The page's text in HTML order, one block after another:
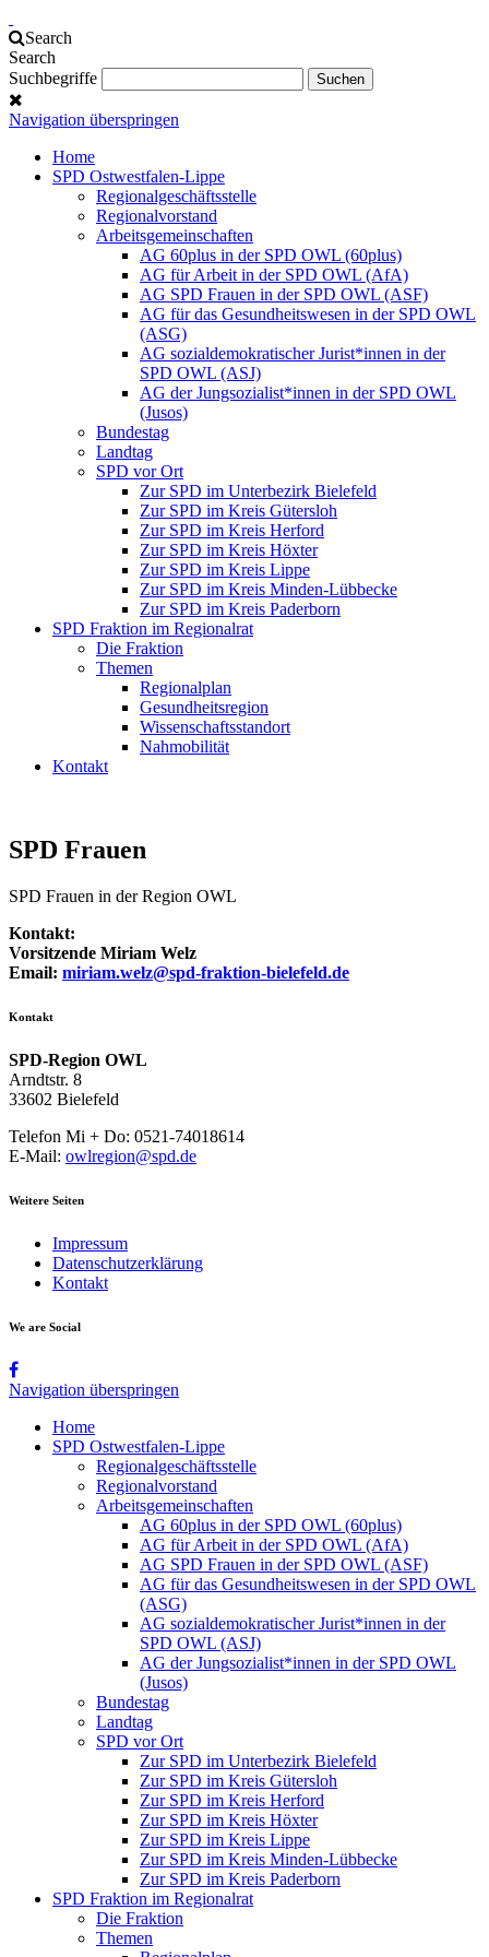
Search
Search
Suchbegriffe
Navigation überspringen
Home
SPD Ostwestfalen-Lippe
Regionalgeschäftsstelle
Regionalvorstand
Arbeitsgemeinschaften
AG 60plus in der SPD OWL (60plus)
AG für Arbeit in der SPD OWL (AfA)
AG SPD Frauen in der SPD OWL (ASF)
AG für das Gesundheitswesen in der SPD OWL
(ASG)
AG sozialdemokratischer Jurist*innen in der
SPD OWL (ASJ)
AG der Jungsozialist*innen in der SPD OWL
(Jusos)
Bundestag
Landtag
SPD vor Ort
Zur SPD im Unterbezirk Bielefeld
Zur SPD im Kreis Gütersloh
Zur SPD im Kreis Herford
Zur SPD im Kreis Höxter
Zur SPD im Kreis Lippe
Zur SPD im Kreis Minden-Lübbecke
Zur SPD im Kreis Paderborn
SPD Fraktion im Regionalrat
Die Fraktion
Themen
Regionalplan
Gesundheitsregion
Wissenschaftsstandort
Nahmobilität
Kontakt
SPD Frauen
SPD Frauen in der Region OWL
Kontakt:
Vorsitzende Miriam Welz
Email: miriam.welz@spd-fraktion-bielefeld.de
Kontakt
SPD-Region OWL
Arndtstr. 8
33602 Bielefeld
Telefon Mi + Do: 0521-74018614
E-Mail: owlregion@spd.de
Weitere Seiten
Impressum
Datenschutzerklärung
Kontakt
We are Social
Navigation überspringen
Home
SPD Ostwestfalen-Lippe
Regionalgeschäftsstelle
Regionalvorstand
Arbeitsgemeinschaften
AG 60plus in der SPD OWL (60plus)
AG für Arbeit in der SPD OWL (AfA)
AG SPD Frauen in der SPD OWL (ASF)
AG für das Gesundheitswesen in der SPD OWL
(ASG)
AG sozialdemokratischer Jurist*innen in der
SPD OWL (ASJ)
AG der Jungsozialist*innen in der SPD OWL
(Jusos)
Bundestag
Landtag
SPD vor Ort
Zur SPD im Unterbezirk Bielefeld
Zur SPD im Kreis Gütersloh
Zur SPD im Kreis Herford
Zur SPD im Kreis Höxter
Zur SPD im Kreis Lippe
Zur SPD im Kreis Minden-Lübbecke
Zur SPD im Kreis Paderborn
SPD Fraktion im Regionalrat
Die Fraktion
Themen